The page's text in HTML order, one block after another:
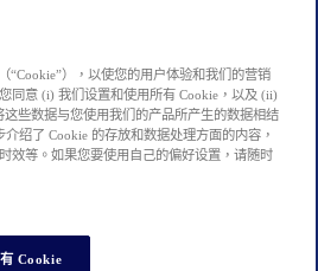
“Cookie”），以使您的用户体验和我们的营销
同意 (i) 我们设置和使用所有 Cookie，以及 (ii)
些数据与您使用我们的产品所产生的数据相结
介绍了 Cookie 的存放和数据处理方面的内容，
效等。如果您要使用自己的偏好设置，请随时
Cookie